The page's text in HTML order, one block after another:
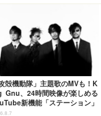
攻殻機動隊」主題歌のMVも！K
Gnu、24時間映像が楽しめる
新機能「ステーション」
ジを公開